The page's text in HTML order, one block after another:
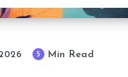
5 Min Read